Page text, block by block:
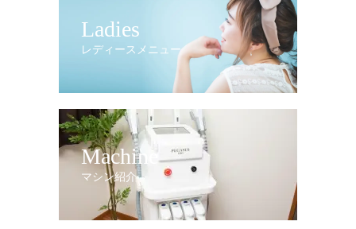
Ladies
レディースメニュー
Machine
マシン紹介